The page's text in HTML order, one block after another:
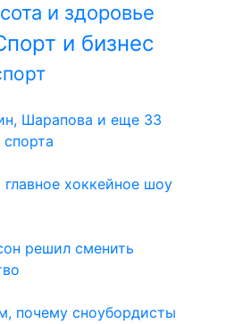
и здоровье
и бизнес
Шарапова и еще 33
хоккейное шоу
решил сменить
почему сноубордисты